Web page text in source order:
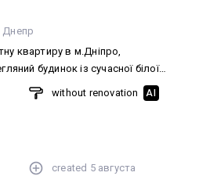
Днепр
квартиру в м.Дніпро,
будинок із сучасної білої
на першому поверсі з двох. Є
двір. Замінені вікна.
та техніка. Хороша дорога.
75 та 151. Ціна 15000$ готові
without renovation AI
created 5 августа